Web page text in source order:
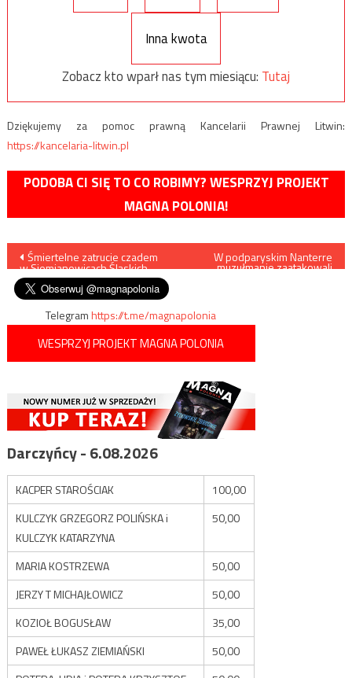
Inna kwota
Zobacz kto wparł nas tym miesiącu: Tutaj
Dziękujemy za pomoc prawną Kancelarii Prawnej Litwin:
https://kancelaria-litwin.pl
PODOBA CI SIĘ TO CO ROBIMY? WESPRZYJ PROJEKT
MAGNA POLONIA!
Nawigacja
wpisu
Śmiertelne zatrucie czadem
w Siemianowicach Śląskich
W podparyskim Nanterre
muzułmanie zaatakowali
Telegramhttps://t.me/magnapolonia
WESPRZYJ PROJEKT MAGNA POLONIA
Darczyńcy - 6.08.2026
KACPER STAROŚCIAK
100,00
KULCZYK GRZEGORZ POLIŃSKA i
KULCZYK KATARZYNA
50,00
MARIA KOSTRZEWA
50,00
JERZY T MICHAJŁOWICZ
50,00
KOZIOŁ BOGUSŁAW
35,00
PAWEŁ ŁUKASZ ZIEMIAŃSKI
50,00